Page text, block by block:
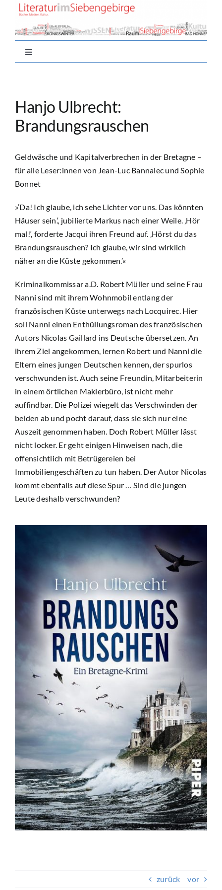
springen
Toggle
Navigation
Aktuell
Autor*innen
Buchtipps
Suche
nach:
Hanjo Ulbrecht:
Brandungsrauschen
Geldwäsche und Kapitalverbrechen in der Bretagne –
für alle Leser:innen von Jean-Luc Bannalec und Sophie
Bonnet
»’Da! Ich glaube, ich sehe Lichter vor uns. Das könnten
Häuser sein.‘, jubilierte Markus nach einer Weile. ‚Hör
mal!‘, forderte Jacqui ihren Freund auf. ‚Hörst du das
Brandungsrauschen? Ich glaube, wir sind wirklich
näher an die Küste gekommen.’«
Kriminalkommissar a.D. Robert Müller und seine Frau
Nanni sind mit ihrem Wohnmobil entlang der
französischen Küste unterwegs nach Locquirec. Hier
soll Nanni einen Enthüllungsroman des französischen
Autors Nicolas Gaillard ins Deutsche übersetzen. An
ihrem Ziel angekommen, lernen Robert und Nanni die
Eltern eines jungen Deutschen kennen, der spurlos
verschwunden ist. Auch seine Freundin, Mitarbeiterin
in einem örtlichen Maklerbüro, ist nicht mehr
auffindbar. Die Polizei wiegelt das Verschwinden der
beiden ab und pocht darauf, dass sie sich nur eine
Auszeit genommen haben. Doch Robert Müller lässt
nicht locker. Er geht einigen Hinweisen nach, die
offensichtlich mit Betrügereien bei
Immobiliengeschäften zu tun haben. Der Autor Nicolas
kommt ebenfalls auf diese Spur … Sind die jungen
Leute deshalb verschwunden?
zurück vor